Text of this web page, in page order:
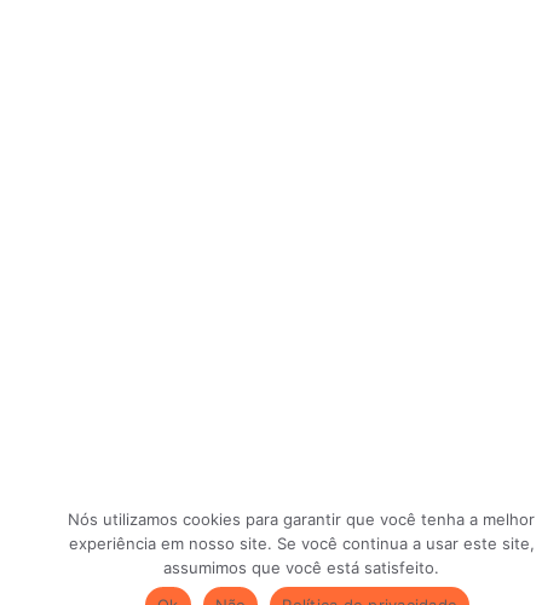
Nós utilizamos cookies para garantir que você tenha a melhor
experiência em nosso site. Se você continua a usar este site,
assumimos que você está satisfeito.